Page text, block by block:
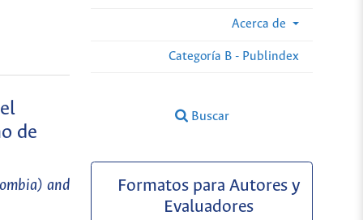
Acerca de
Categoría B - Publindex
Buscar
de
and
Formatos para Autores y
Evaluadores